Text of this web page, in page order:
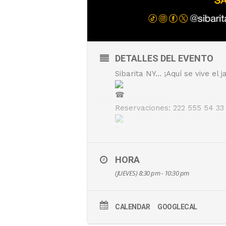
DETALLES DEL EVENTO
Sibarita NY… ¡Aquí se vive el
Reservaciones: 222 555 54 33
Calle San Martín Texmelucan
HORA
(JUEVES) 8:30 pm - 10:30 pm
CALENDAR GOOGLECAL